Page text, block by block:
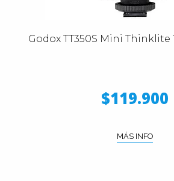
Godox TT350S Mini Thinklite
$119.900
MÁS INFO